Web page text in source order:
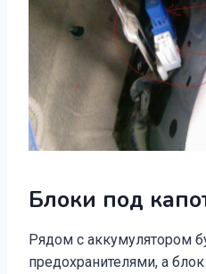
Блоки под
Рядом с аккумулятором
предохранителями, а